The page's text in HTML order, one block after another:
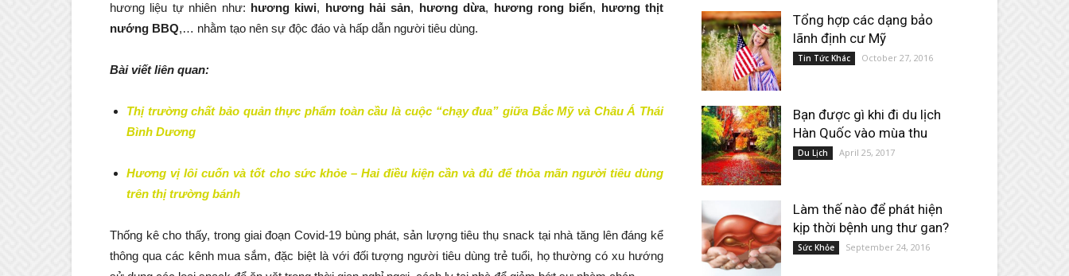
hương liệu tự nhiên như: hương kiwi, hương hải sản, hương dừa, hương rong biển, hương thịt
nướng BBQ,… nhằm tạo nên sự độc đáo và hấp dẫn người tiêu dùng.
Bài viết liên quan:
Thị trường chất bảo quản thực phẩm toàn cầu là cuộc “chạy đua” giữa Bắc Mỹ và Châu Á Thái
Bình Dương
Hương vị lôi cuốn và tốt cho sức khỏe – Hai điều kiện cần và đủ để thỏa mãn người tiêu dùng
trên thị trường bánh
Thống kê cho thấy, trong giai đoạn Covid-19 bùng phát, sản lượng tiêu thụ snack tại nhà tăng lên đáng kể
thông qua các kênh mua sắm, đặc biệt là với đối tượng người tiêu dùng trẻ tuổi, họ thường có xu hướng
Tổng hợp các dạng bảo
lãnh định cư Mỹ
Tin Tức Khác October 27, 2016
Bạn được gì khi đi du lịch
Hàn Quốc vào mùa thu
Du Lịch April 25, 2017
Làm thế nào để phát hiện
kịp thời bệnh ung thư gan?
Sức Khỏe September 24, 2016